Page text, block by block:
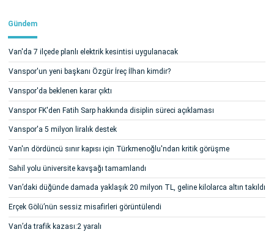
Gündem
Van'da 7 ilçede planlı elektrik kesintisi uygulanacak
Vanspor'un yeni başkanı Özgür İreç İlhan kimdir?
Vanspor'da beklenen karar çıktı
Vanspor FK'den Fatih Sarp hakkında disiplin süreci açıklaması
Vanspor'a 5 milyon liralık destek
Van'ın dördüncü sınır kapısı için Türkmenoğlu'ndan kritik görüşme
Sahil yolu üniversite kavşağı tamamlandı
Van’daki düğünde damada yaklaşık 20 milyon TL, geline kilolarca altın takıldı
Erçek Gölü’nün sessiz misafirleri görüntülendi
Van’da trafik kazası:2 yaralı